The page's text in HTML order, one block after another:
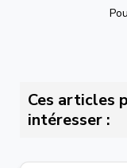
Ces articles
intéresser :